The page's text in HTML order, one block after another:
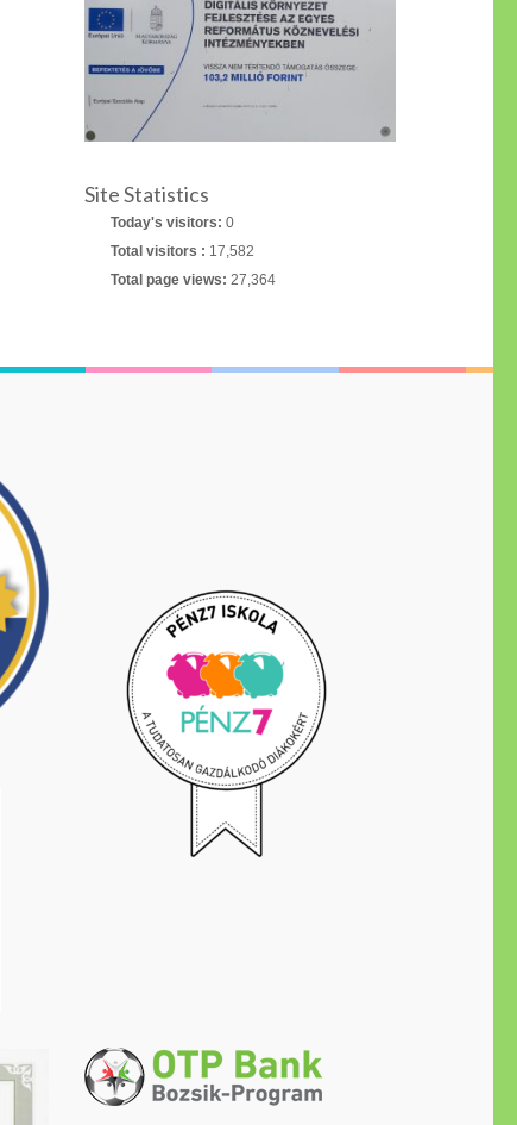
Site Statistics
Today's visitors: 0
Total visitors : 17,582
Total page views: 27,364